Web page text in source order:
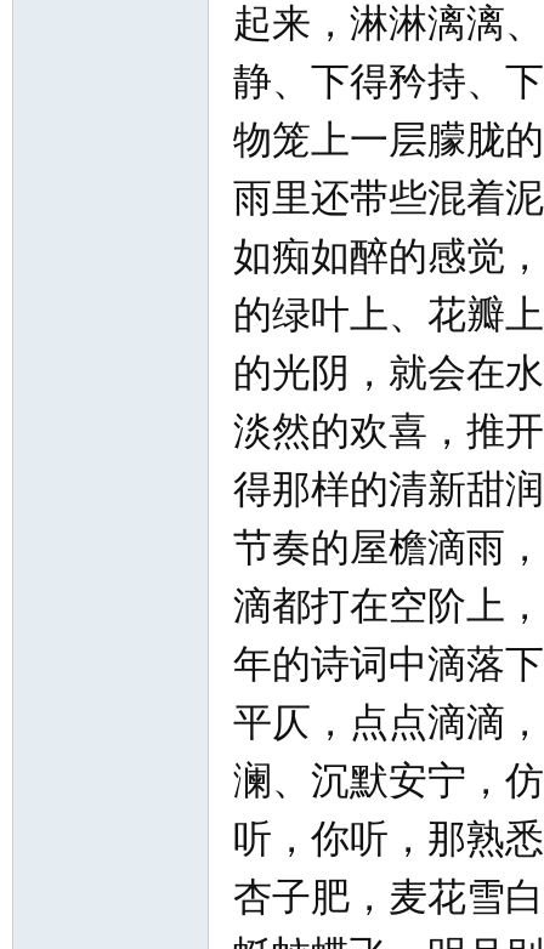
起来，淋淋漓漓
静、下得矜持、
物笼上一层朦胧
雨里还带些混着
如痴如醉的感觉
的绿叶上、花瓣
的光阴，就会在
淡然的欢喜，推
得那样的清新甜
节奏的屋檐滴雨
滴都打在空阶上
年的诗词中滴落
平仄，点点滴滴
澜、沉默安宁，
听，你听，那熟
杏子肥，麦花雪